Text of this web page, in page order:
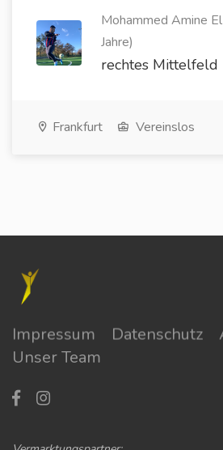
Mohammed Amine
Jahre)
rechtes Mittelfeld
Frankfurt Vereinslos
Impressum Datenschutz
Unser Team